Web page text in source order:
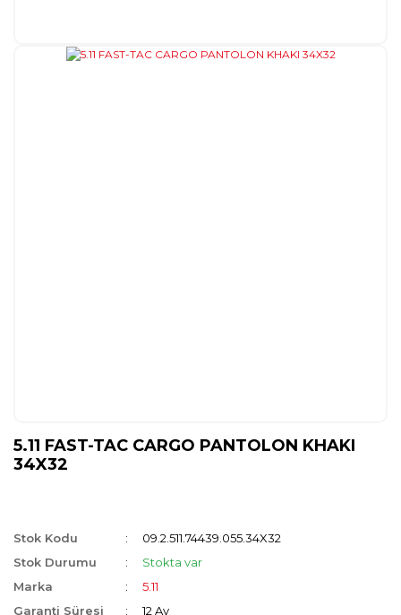
5.11 FAST-TAC CARGO PANTOLON KHAKI
34X32
Stok Kodu
09.2.511.74439.055.34X32
Stok Durumu
Stokta var
Marka
5.11
Garanti Süresi
12 Ay